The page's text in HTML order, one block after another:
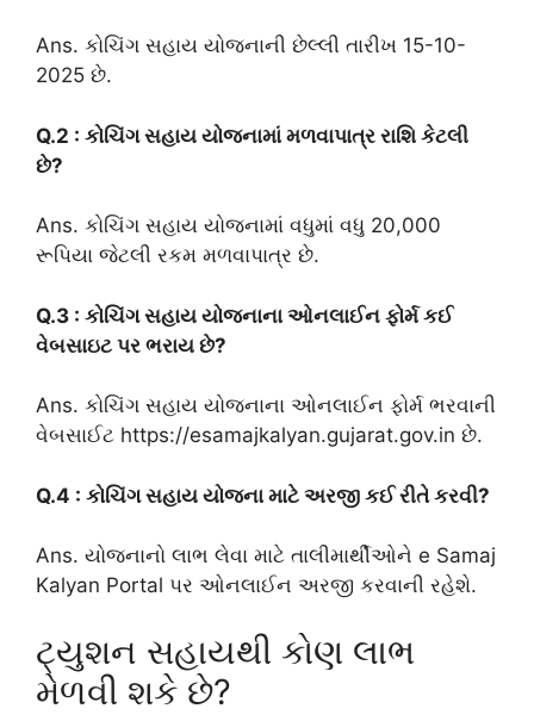
Ans. કોચિંગ સહાય યોજનાની છેલ્લી તારીખ 15-10-
2025 છે.
Q.2 : કોચિંગ સહાય યોજનામાં મળવાપાત્ર રાશિ કેટલી
છે?
Ans. કોચિંગ સહાય યોજનામાં વધુમાં વધુ 20,000
રૂપિયા જેટલી રકમ મળવાપાત્ર છે.
Q.3 : કોચિંગ સહાય યોજનાના ઓનલાઈન ફોર્મ કઈ
વેબસાઇટ પર ભરાય છે?
Ans. કોચિંગ સહાય યોજનાના ઓનલાઈન ફોર્મ ભરવાની
વેબસાઈટ https://esamajkalyan.gujarat.gov.in છે.
Q.4 : કોચિંગ સહાય યોજના માટે અરજી કઈ રીતે કરવી?
Ans. યોજનાનો લાભ લેવા માટે તાલીમાર્થીઓને e Samaj
Kalyan Portal પર ઓનલાઈન અરજી કરવાની રહેશે.
ટ્યુશન સહાયથી કોણ લાભ
મેળવી શકે છે?